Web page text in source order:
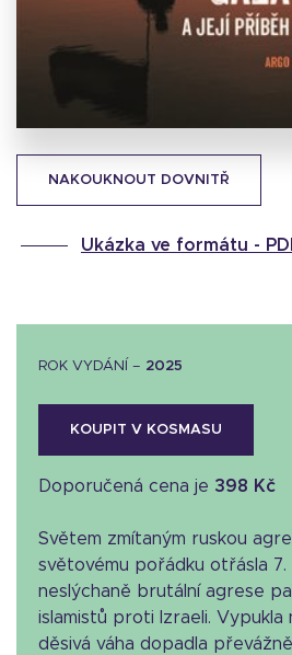
NAKOUKNOUT DOVNITŘ
Ukázka ve formátu -
ROK VYDÁNÍ – 2025
KOUPIT V KOSMASU
Doporučená cena je 398 Kč
Světem zmítaným ruskou
světovému pořádku otřásla 7.
neslýchaně brutální agrese
islamistů proti Izraeli. Vypukla
děsivá váha dopadla